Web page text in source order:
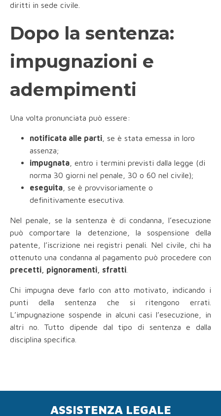
diritti in sede civile.
Dopo la sentenza:
impugnazioni e
adempimenti
Una volta pronunciata può essere:
notificata alle parti , se è stata emessa in loro
assenza;
impugnata , entro i termini previsti dalla legge (di
norma 30 giorni nel penale, 30 o 60 nel civile);
eseguita , se è provvisoriamente o
definitivamente esecutiva.
Nel penale, se la sentenza è di condanna, l’esecuzione
può comportare la detenzione, la sospensione della
patente, l’iscrizione nei registri penali. Nel civile, chi ha
ottenuto una condanna al pagamento può procedere con
precetti, pignoramenti, sfratti
Chi impugna deve farlo con atto motivato, indicando i
punti della sentenza che si ritengono errati.
L’impugnazione sospende in alcuni casi l’esecuzione, in
altri no. Tutto dipende dal tipo di sentenza e dalla
disciplina specifica.
ASSISTENZA LEGALE